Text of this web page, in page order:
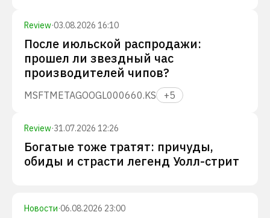
Review·03.08.2026 16:10
После июльской распродажи:
прошел ли звездный час
производителей чипов?
MSFTMETAGOOGL000660.KS +5
Review·31.07.2026 12:26
Богатые тоже тратят: причуды,
обиды и страсти легенд Уолл-стрит
Новости·06.08.2026 23:00